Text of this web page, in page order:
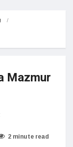
Mazmur
2 minute read